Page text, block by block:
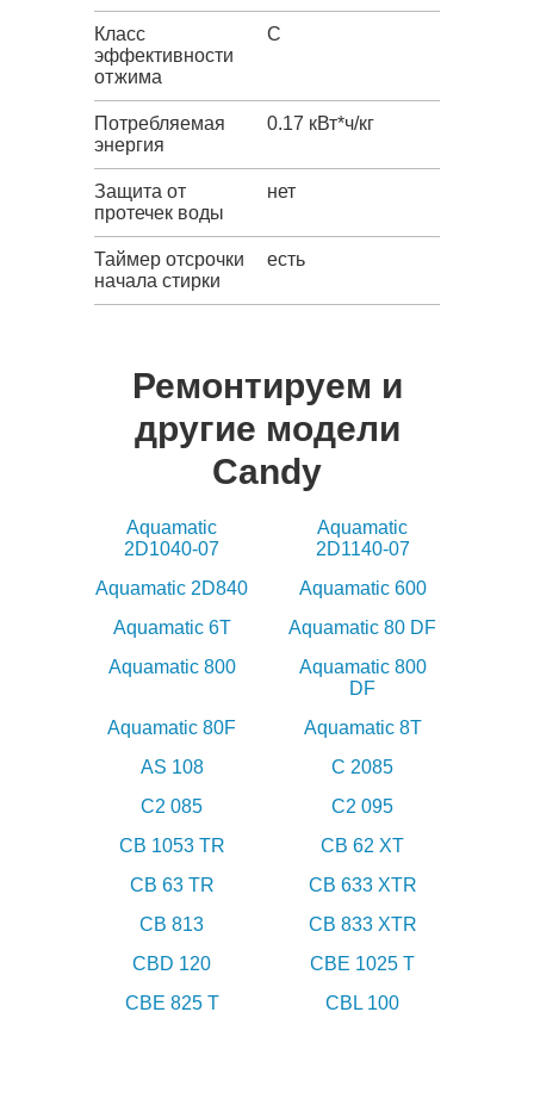
Класс
эффективности
отжима
C
Потребляемая
энергия
0.17 кВт*ч/кг
Защита от
протечек воды
нет
Таймер отсрочки
начала стирки
есть
Ремонтируем и
другие модели
Candy
Aquamatic
2D1040-07
Aquamatic
2D1140-07
Aquamatic 2D840
Aquamatic 600
Aquamatic 6T
Aquamatic 80 DF
Aquamatic 800
Aquamatic 800
DF
Aquamatic 80F
Aquamatic 8T
AS 108
C 2085
C2 085
C2 095
CB 1053 TR
CB 62 XT
CB 63 TR
CB 633 XTR
CB 813
CB 833 XTR
CBD 120
CBE 1025 T
CBE 825 T
CBL 100